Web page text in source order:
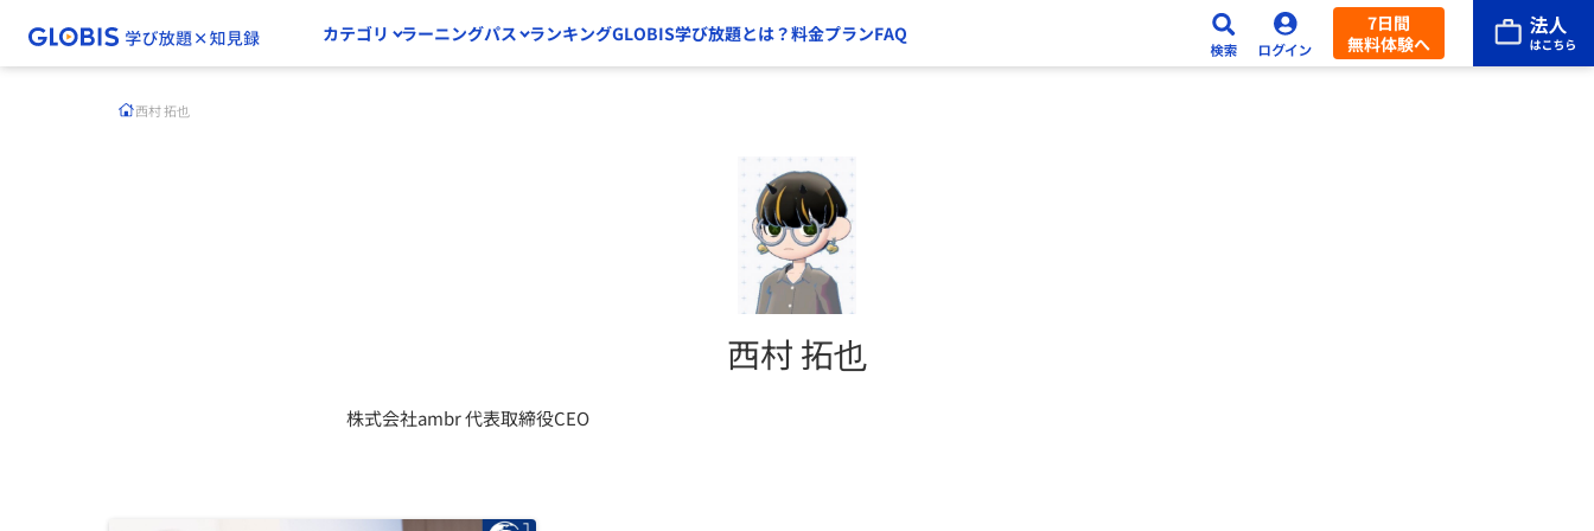
カテゴリ ラーニングパス ランキングGLOBIS学び放題とは？料金プランFAQ
7日間
無料体験へ
西村 拓也
西村 拓也
株式会社ambr 代表取締役CEO